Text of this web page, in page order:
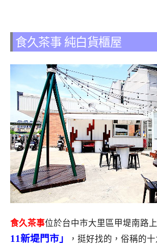
食久茶事 純白貨櫃屋
食久茶事位於台中市大里區甲堤南路
11新堤門市」
，挺好找的，俗稱的